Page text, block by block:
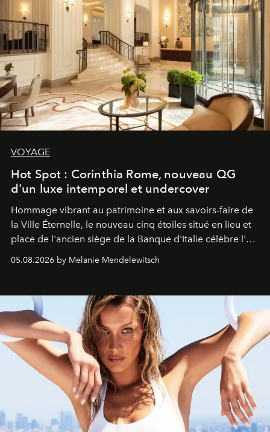
VOYAGE
Hot Spot : Corinthia Rome, nouveau QG
d'un luxe intemporel et undercover
Hommage vibrant au patrimoine et aux savoirs-faire de
la Ville Éternelle, le nouveau cinq étoiles situé en lieu et
place de l'ancien siège de la Banque d'Italie célèbre l'art
de vivre Romain dans toute son élégance intemporelle.
05.08.2026 by Melanie Mendelewitsch